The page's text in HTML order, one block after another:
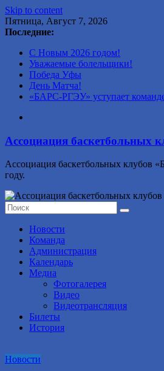
Skip to content
Пятница, Август 7, 2026
Последние:
С Новым 2026 годом!
Уважаемые болельщики!
Победа Уфы
День Матча!
«БАРС-РГЭУ» уступает
Ассоциация баскетбольных
Ассоциация баскетбольных клубов
году.
Новости
Команда
Администрация
Календарь
Медиа
Фотогалерея
Видео
Видеотрансляция
Билеты
История
Новости